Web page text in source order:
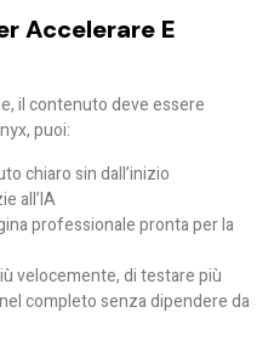
Accelerare E
il contenuto deve essere
, puoi:
chiaro sin dall’inizio
all’IA
professionale pronta per la
velocemente, di testare più
completo senza dipendere da